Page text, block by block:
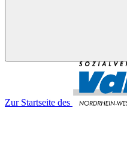
Zur Startseite des